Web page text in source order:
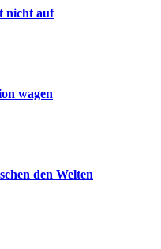
nicht auf
wagen
den Welten